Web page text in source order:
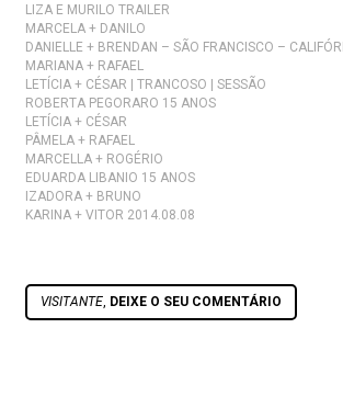
LIZA E MURILO TRAILER
MARCELA + DANILO
DANIELLE + BRENDAN – SÃO FRANCISCO –
MARIANA + RAFAEL
LETÍCIA + CÉSAR | TRANCOSO | SESSÃO
ROBERTA PEGORARO 15 ANOS
LETÍCIA + CÉSAR
PÂMELA + RAFAEL
MARCELLA + ROGÉRIO
EDUARDA LIBANIO 15 ANOS
IZADORA + BRUNO
KARINA + VITOR 2014.08.08
VISITANTE DEIXE O SEU COMENTÁRIO